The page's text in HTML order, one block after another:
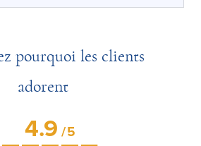
pourquoi les clients
adorent
4.9/5